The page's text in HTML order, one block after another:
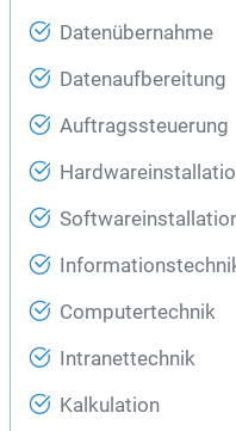
Datenübernahme
Datenaufbereitung
Auftragssteuerung
Computertechnik
Intranettechnik
Kalkulation